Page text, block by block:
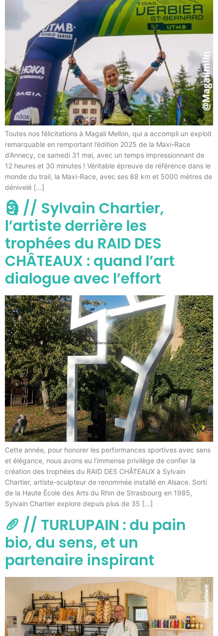
Toutes nos félicitations à Magali Mellon, qui a accompli un exploit
remarquable en remportant l’édition 2025 de la Maxi-Race
d’Annecy, ce samedi 31 mai, avec un temps impressionnant de
12 heures et 30 minutes ! Véritable épreuve de référence dans le
monde du trail, la Maxi-Race, avec ses 88 km et 5000 mètres de
dénivelé […]
🗿 // Sylvain Chartier,
l’artiste derrière les
trophées du RAID DES
CHÂTEAUX : quand l’art
dialogue avec l’effort
Cette année, pour honorer les performances sportives avec sens
et élégance, nous avons eu l’immense privilège de confier la
création des trophées du RAID DES CHÂTEAUX à Sylvain
Chartier, artiste-sculpteur de renommée installé en Alsace. Sorti
de la Haute École des Arts du Rhin de Strasbourg en 1985,
Sylvain Chartier explore depuis plus de 35 […]
🥖 // TURLUPAIN : du pain
bio, du sens, et un
partenaire inspirant